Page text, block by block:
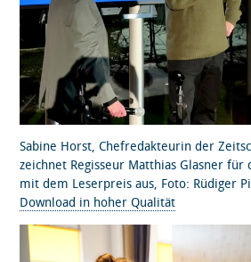
Sabine Horst, Chefredakteurin der
zeichnet Regisseur Matthias Glasner für
mit dem Leserpreis aus, Foto: Rüdiger
Download in hoher Qualität